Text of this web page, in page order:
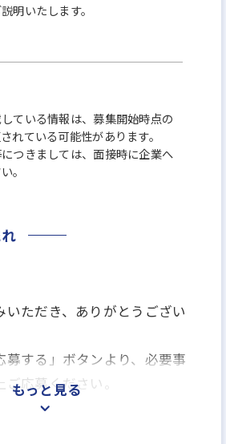
明いたします。
ている情報は、募集開始時点の
れている可能性があります。
つきましては、面接時に企業へ
。
いただき、ありがとうござい
募する」ボタンより、必要事
応募ください。
もっと見る